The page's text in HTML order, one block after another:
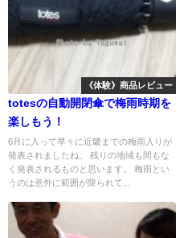
《体験》商品レビュー
totesの自動開閉傘で梅雨時期を
楽しもう！
6月に入って早々に近畿までの梅雨入りが
発表されましたね。 残りの地域も間もな
く発表されるものと思います。 梅雨とい
うのは意外に範囲が限られて...